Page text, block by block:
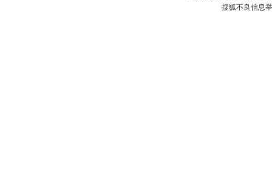
搜狐不良信息